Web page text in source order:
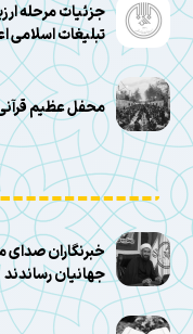
جزئیات مرحله
تبلیغات اسلامی
محفل عظیم قرآنی
خبرنگاران
جهانیان رساندند